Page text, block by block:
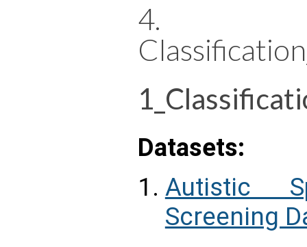
4.
Datasets:
Autistic
Screening